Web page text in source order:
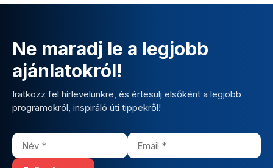
Ne maradj le a legjobb
ajánlatokról!
Iratkozz fel hírlevelünkre, és értesülj elsőként a legjobb
programokról, inspiráló úti tippekről!